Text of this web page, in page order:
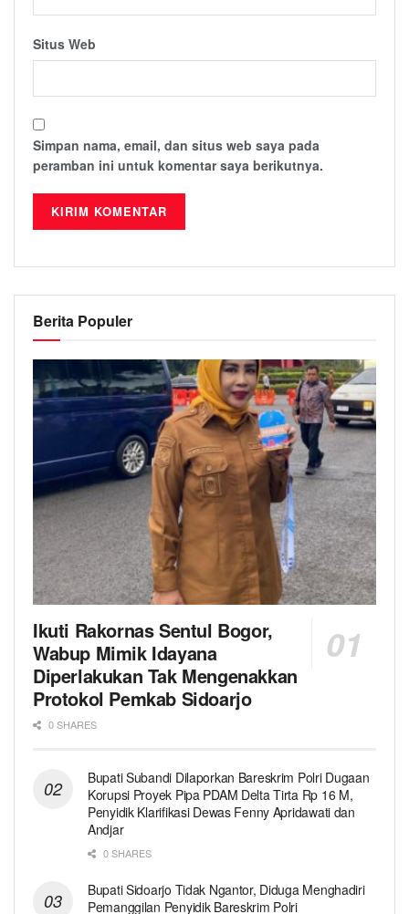
Situs Web
Simpan nama, email, dan situs web saya pada
peramban ini untuk komentar saya berikutnya.
Berita Populer
Ikuti Rakornas Sentul Bogor,
Wabup Mimik Idayana
Diperlakukan Tak Mengenakkan
Protokol Pemkab Sidoarjo
0 SHARES
Bupati Subandi Dilaporkan Bareskrim Polri Dugaan
Korupsi Proyek Pipa PDAM Delta Tirta Rp 16 M,
Penyidik Klarifikasi Dewas Fenny Apridawati dan
Andjar
0 SHARES
Bupati Sidoarjo Tidak Ngantor, Diduga Menghadiri
Pemanggilan Penyidik Bareskrim Polri